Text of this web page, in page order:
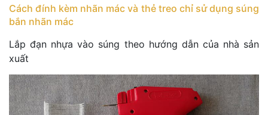
Cách đính kèm nhãn mác và thẻ treo chỉ sử dụng súng
bắn nhãn mác
Lắp đạn nhựa vào súng theo hướng dẫn của nhà sản
xuất